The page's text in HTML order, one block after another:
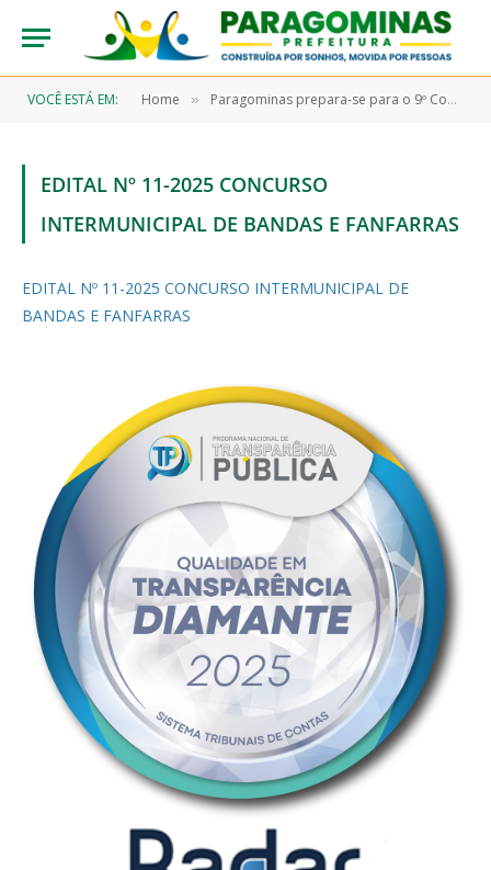
VOCÊ ESTÁ EM: Home » Paragominas prepara-se para o 9º Concurso Intermunicipal e o 5º Concurso Municipal de Bandas e Fanfarras
EDITAL Nº 11-2025 CONCURSO
INTERMUNICIPAL DE BANDAS E FANFARRAS
EDITAL Nº 11-2025 CONCURSO INTERMUNICIPAL DE
BANDAS E FANFARRAS